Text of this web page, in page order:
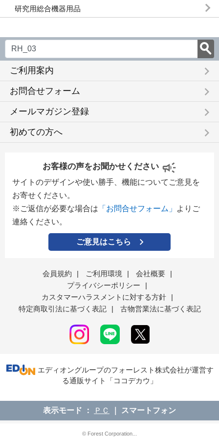
研究用総合機器用品
ご利用案内 keyboard_arrow_right
お問合せフォーム keyboard_arrow_right
メールマガジン登録 keyboard_arrow_right
初めての方へ keyboard_arrow_right
お客様の声をお聞かせください
サイトのデザインや使い勝手、機能についてご意見を
お寄せください。
※ご返信が必要な場合は 「お問合せフォーム」
よりご
連絡ください。
ご意見はこちら
会員規約 | ご利用環境 | 会社概要
|
プライバシーポリシー
|
カスタマーハラスメントに対する方針
|
特定商取引法に基づく表記
| 古物営業法に基づく表記
エディオングループのフォーレスト株式会社が運営す
る通販サイト「ココデカウ」
表示モード ＰＣ スマートフォン
© Forest Corporation...